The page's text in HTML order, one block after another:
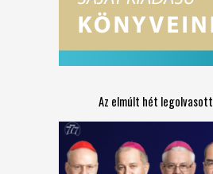
Az elmúlt hét